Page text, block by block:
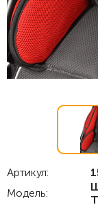
Артикул:
Модель: